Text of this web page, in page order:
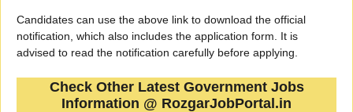
Candidates can use the above link to download the official
notification, which also includes the application form. It is
advised to read the notification carefully before applying.
Check Other Latest Government Jobs
Information @ RozgarJobPortal.in